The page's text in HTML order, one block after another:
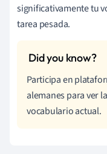
significativamente tu
tarea pesada.
Participa en
alemanes para ver
vocabulario actual.